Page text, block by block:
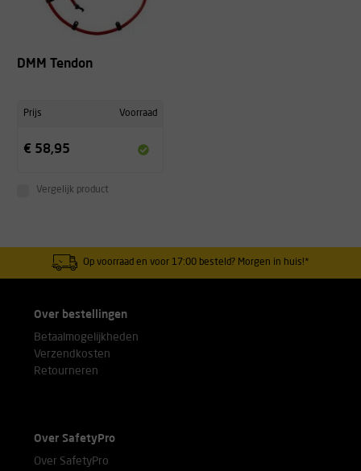
DMM Tendon
Prijs Voorraad
€ 58,95
Vergelijk product
Op voorraad en voor 17:00 besteld? Morgen in huis!*
Over bestellingen
Betaalmogelijkheden
Verzendkosten
Retourneren
Over SafetyPro
Over SafetyPro